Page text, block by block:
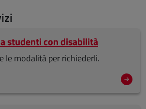
studenti con disabilità
le modalità per richiederli.